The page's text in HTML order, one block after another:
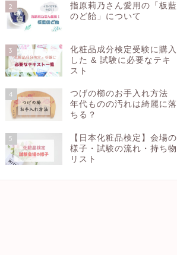
2
指原莉乃さん愛用の「板藍
のど飴」について
3
化粧品成分検定受験に購入
した & 試験に必要なテキ
スト
4
つげの櫛のお手入れ方法
年代ものの汚れは綺麗に落
ちる？
5
【日本化粧品検定】会場の
様子・試験の流れ・持ち物
リスト